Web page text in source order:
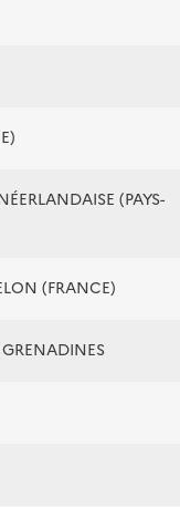
(PAYS-
(FRANCE)